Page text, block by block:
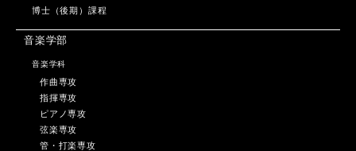
博士（後期）課程
音楽学部
音楽学科
作曲専攻
指揮専攻
ピアノ専攻
弦楽専攻
管・打楽専攻